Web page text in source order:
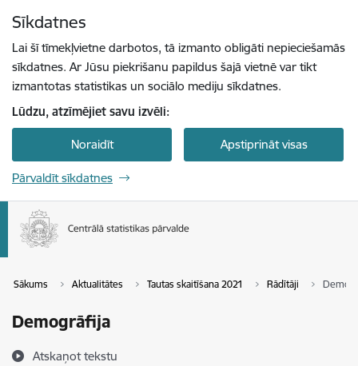
Sīkdatnes
Lai šī tīmekļvietne darbotos, tā izmanto obligāti nepieciešamās
sīkdatnes. Ar Jūsu piekrišanu papildus šajā vietnē var tikt
izmantotas statistikas un sociālo mediju sīkdatnes.
Lūdzu, atzīmējiet savu izvēli:
Noraidīt Apstiprināt visas
Pārvaldīt sīkdatnes
Sākums Aktualitātes Tautas skaitīšana 2021 Rādītāji
Demogrāfija
Atskaņot tekstu